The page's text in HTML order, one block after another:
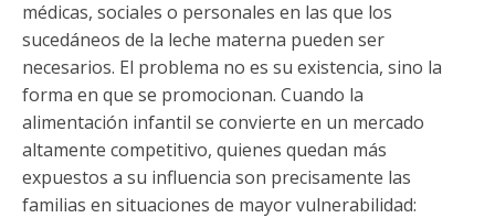
médicas, sociales o personales en las que los
sucedáneos de la leche materna pueden ser
necesarios. El problema no es su existencia, sino la
forma en que se promocionan. Cuando la
alimentación infantil se convierte en un mercado
altamente competitivo, quienes quedan más
expuestos a su influencia son precisamente las
familias en situaciones de mayor vulnerabilidad: